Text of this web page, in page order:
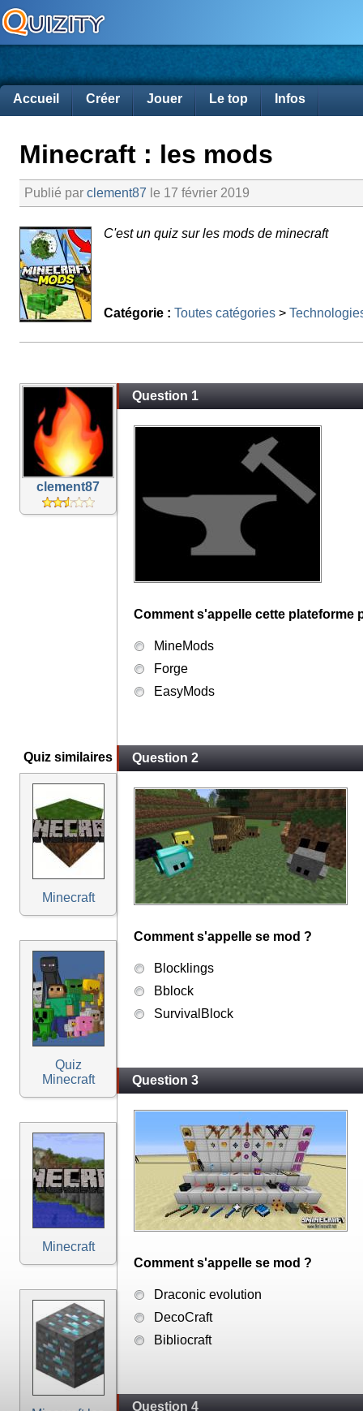
Accueil Créer Jouer Le top Infos
Minecraft : les mods
Publié par clement87 le 17 février 2019
C'est un quiz sur les mods de minecraft
Catégorie : Toutes catégories >
clement87
Quiz similaires
Minecraft
Quiz
Minecraft
Minecraft
Question 1
Comment s'appelle cette plateforme
MineMods
Forge
EasyMods
Question 2
Comment s'appelle se mod ?
Blocklings
Bblock
SurvivalBlock
Question 3
Comment s'appelle se mod ?
Draconic evolution
DecoCraft
Bibliocraft
Question 4